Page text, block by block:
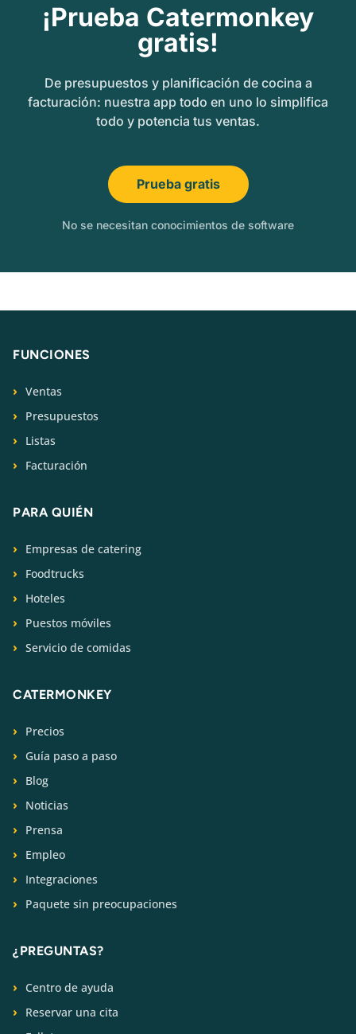
¡Prueba Catermonkey
gratis!
De presupuestos y planificación de cocina a
facturación: nuestra app todo en uno lo simplifica
todo y potencia tus ventas.
Prueba gratis
No se necesitan conocimientos de software
FUNCIONES
Ventas
Presupuestos
Listas
Facturación
PARA QUIÉN
Empresas de catering
Foodtrucks
Hoteles
Puestos móviles
Servicio de comidas
CATERMONKEY
Precios
Guía paso a paso
Blog
Noticias
Prensa
Empleo
Integraciones
Paquete sin preocupaciones
¿PREGUNTAS?
Centro de ayuda
Reservar una cita